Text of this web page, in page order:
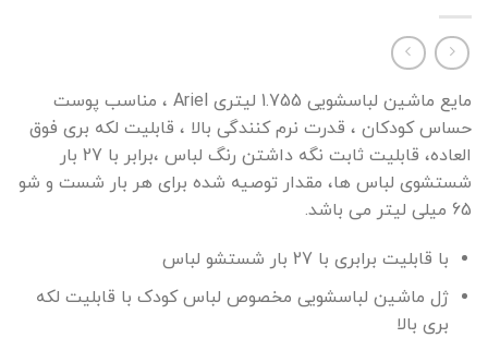
مایع ماشین لباسشویی 1.755 لیتری Ariel ، مناسب پوست
حساس کودکان ، قدرت نرم کنندگی بالا ، قابلیت لکه بری فوق
العاده، قابلیت ثابت نگه داشتن رنگ لباس ،برابر با 27 بار
شستشوی لباس ها، مقدار توصیه شده برای هر بار شست و شو
65 میلی لیتر می باشد.
با قابلیت برابری با 27 بار شستشو لباس
ژل ماشین لباسشویی مخصوص لباس کودک با قابلیت لکه
بری بالا